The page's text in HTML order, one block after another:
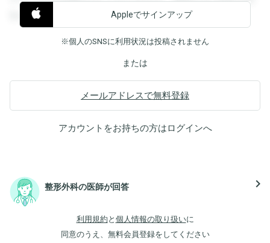
覧することができます。
Appleでサインアップ
※個人のSNSに利用状況は投稿されません
または
メールアドレスで無料登録
アカウントをお持ちの方はログインへ
整形外科の医師が回答 navigate_next
利用規約 と 個人情報の取り扱いに
同意のうえ、無料会員登録をしてください